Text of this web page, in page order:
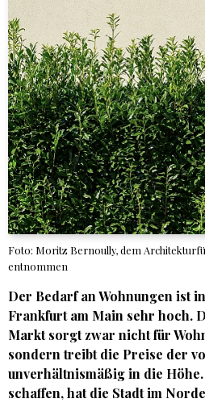
Foto: Moritz Bernoully, dem
entnommen
Der Bedarf an Wohnungen ist
Frankfurt am Main sehr hoch.
Markt sorgt zwar nicht für
sondern treibt die Preise der
unverhältnismäßig in die Höhe.
schaffen, hat die Stadt im